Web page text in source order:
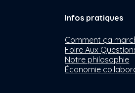
Infos pratiques
Comment ça
Foire Aux
Notre philosophie
Économie